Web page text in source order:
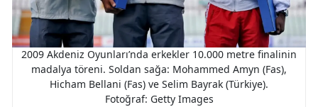
2009 Akdeniz Oyunları’nda erkekler 10.000 metre finalinin
madalya töreni. Soldan sağa: Mohammed Amyn (Fas),
Hicham Bellani (Fas) ve Selim Bayrak (Türkiye).
Fotoğraf: Getty Images